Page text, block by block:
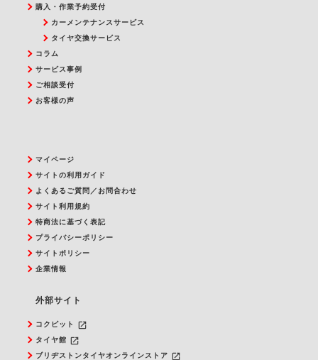
購入・作業予約受付
カーメンテナンスサービス
タイヤ交換サービス
コラム
サービス事例
ご相談受付
お客様の声
マイページ
サイトの利用ガイド
よくあるご質問／お問合わせ
サイト利用規約
特商法に基づく表記
プライバシーポリシー
サイトポリシー
企業情報
外部サイト
コクピット launch
タイヤ館 launch
ブリヂストンタイヤオンラインストア launch